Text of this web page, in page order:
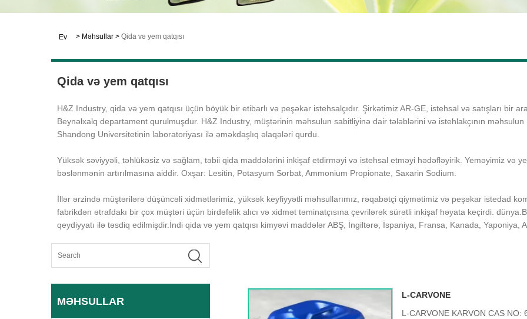
Ev > Məhsullar > Qida və yem qatqısı
Qida və yem qatqısı
H&Z Industry, qida və yem qatqısı üçün böyük bir etibarlı və peşəkar istehsalçıdır. Şirkətimiz AR-GE, istehsal və satışları bir
Beynəlxalq departament qurulmuşdur. H&Z Industry, müştərinin məhsulun sabitliyinə dair tələblərini və istehlakçının
Shandong Universitetinin laboratoriyası ilə əməkdaşlıq əlaqələri qurdu.
Yüksək səviyyəli, təhlükəsiz və sağlam, təbii qida maddələrini inkişaf etdirməyi və istehsal etməyi hədəfləyirik. Yeməyimiz və
bəslənmənin artırılmasına aiddir. Oxşar: Lesitin, Potasyum Sorbat, Ammonium Propionate, Saxarin Sodium.
İllər ərzində müştərilərə düşüncəli xidmətlərimiz, yüksək keyfiyyətli məhsullarımız, rəqabətçi qiymətimiz və peşəkar istedad
fabrikdən ətrafdakı bir çox müştəri üçün birdəfəlik alıcı və xidmət təminatçısına çevrilərək sürətli inkişaf həyata keçirdi.
qeydiyyatı ilə təsdiq edilmişdir.İndi qida və yem qatqısı kimyəvi maddələr ABŞ, İngiltərə, İspaniya, Fransa, Kanada, Yaponiya,
MƏHSULLAR
L-CARVONE
L-CARVONE KARVON CAS NO: